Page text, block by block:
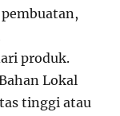
produk.
Lokal
tinggi atau